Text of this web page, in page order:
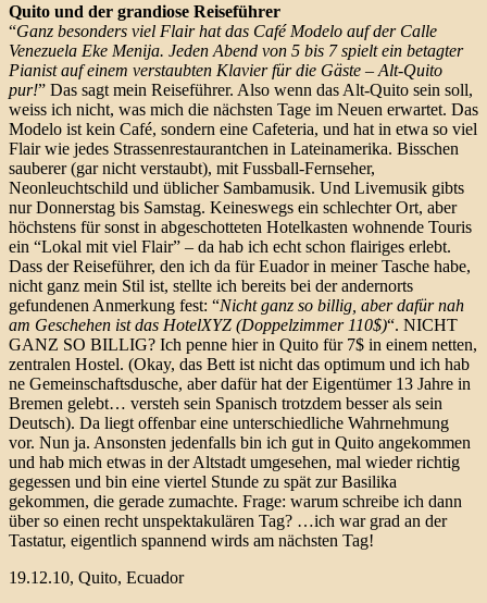
Quito und der grandiose Reiseführer
“Ganz besonders viel Flair hat das Café Modelo auf der Calle
Venezuela Eke Menija. Jeden Abend von 5 bis 7 spielt ein betagter
Pianist auf einem verstaubten Klavier für die Gäste – Alt-Quito
pur!” Das sagt mein Reiseführer. Also wenn das Alt-Quito sein soll,
weiss ich nicht, was mich die nächsten Tage im Neuen erwartet. Das
Modelo ist kein Café, sondern eine Cafeteria, und hat in etwa so viel
Flair wie jedes Strassenrestaurantchen in Lateinamerika. Bisschen
sauberer (gar nicht verstaubt), mit Fussball-Fernseher,
Neonleuchtschild und üblicher Sambamusik. Und Livemusik gibts
nur Donnerstag bis Samstag. Keineswegs ein schlechter Ort, aber
höchstens für sonst in abgeschotteten Hotelkasten wohnende Touris
ein “Lokal mit viel Flair” – da hab ich echt schon flairiges erlebt.
Dass der Reiseführer, den ich da für Euador in meiner Tasche habe,
nicht ganz mein Stil ist, stellte ich bereits bei der andernorts
gefundenen Anmerkung fest: “Nicht ganz so billig, aber dafür nah
am Geschehen ist das HotelXYZ (Doppelzimmer 110$)“. NICHT
GANZ SO BILLIG? Ich penne hier in Quito für 7$ in einem netten,
zentralen Hostel. (Okay, das Bett ist nicht das optimum und ich hab
ne Gemeinschaftsdusche, aber dafür hat der Eigentümer 13 Jahre in
Bremen gelebt… versteh sein Spanisch trotzdem besser als sein
Deutsch). Da liegt offenbar eine unterschiedliche Wahrnehmung
vor. Nun ja. Ansonsten jedenfalls bin ich gut in Quito angekommen
und hab mich etwas in der Altstadt umgesehen, mal wieder richtig
gegessen und bin eine viertel Stunde zu spät zur Basilika
gekommen, die gerade zumachte. Frage: warum schreibe ich dann
über so einen recht unspektakulären Tag? …ich war grad an der
Tastatur, eigentlich spannend wirds am nächsten Tag!
19.12.10, Quito, Ecuador